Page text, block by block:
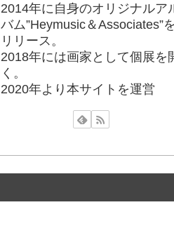
2014年に自身のオリジナルア
バム”Heymusic＆Associates”を
リリース。
2018年には画家として個展を
く。
2020年より本サイトを運営